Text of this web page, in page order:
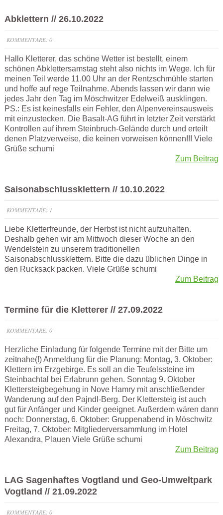
Abklettern // 26.10.2022
KOMMENTARE: 0
Hallo Kletterer, das schöne Wetter ist bestellt, einem
schönen Abklettersamstag steht also nichts im Wege. Ich für
meinen Teil werde 11.00 Uhr an der Rentzschmühle starten
und hoffe auf rege Teilnahme. Abends lassen wir dann wie
jedes Jahr den Tag im Möschwitzer Edelweiß ausklingen.
PS.: Es ist keinesfalls ein Fehler, den Alpenvereinsausweis
mit einzustecken. Die Basalt-AG führt in letzter Zeit verstärkt
Kontrollen auf ihrem Steinbruch-Gelände durch und erteilt
denen Platzverweise, die keinen vorweisen können!!! Viele
Grüße schumi
Zum Beitrag
Saisonabschlussklettern // 10.10.2022
KOMMENTARE: 1
Liebe Kletterfreunde, der Herbst ist nicht aufzuhalten.
Deshalb gehen wir am Mittwoch dieser Woche an den
Wendelstein zu unserem traditionellen
Saisonabschlussklettern. Bitte die dazu üblichen Dinge in
den Rucksack packen. Viele Grüße schumi
Zum Beitrag
Termine für die Kletterer // 27.09.2022
KOMMENTARE: 0
Herzliche Einladung für folgende Termine mit der Bitte um
zeitnahe(!) Anmeldung für die Planung: Montag, 3. Oktober:
Klettern im Erzgebirge. Es soll an die Teufelssteine im
Steinbachtal bei Erlabrunn gehen. Sonntag 9. Oktober
Klettersteigbegehung in Nove Hamry mit anschließender
Wanderung auf den Pajndl-Berg. Der Klettersteig ist auch
gut für Anfänger und Kinder geeignet. Außerdem wären dann
noch: Donnerstag, 6. Oktober: Gruppenabend in Möschwitz
Freitag, 7. Oktober: Mitgliederversammlung im Hotel
Alexandra, Plauen Viele Grüße schumi
Zum Beitrag
LAG Sagenhaftes Vogtland und Geo-Umweltpark
Vogtland // 21.09.2022
KOMMENTARE: 0